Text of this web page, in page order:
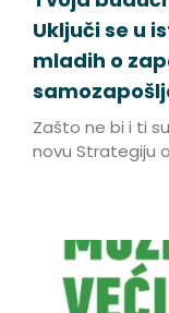
Uključi se u
mladih o
Zašto ne bi i ti
novu Strategiju